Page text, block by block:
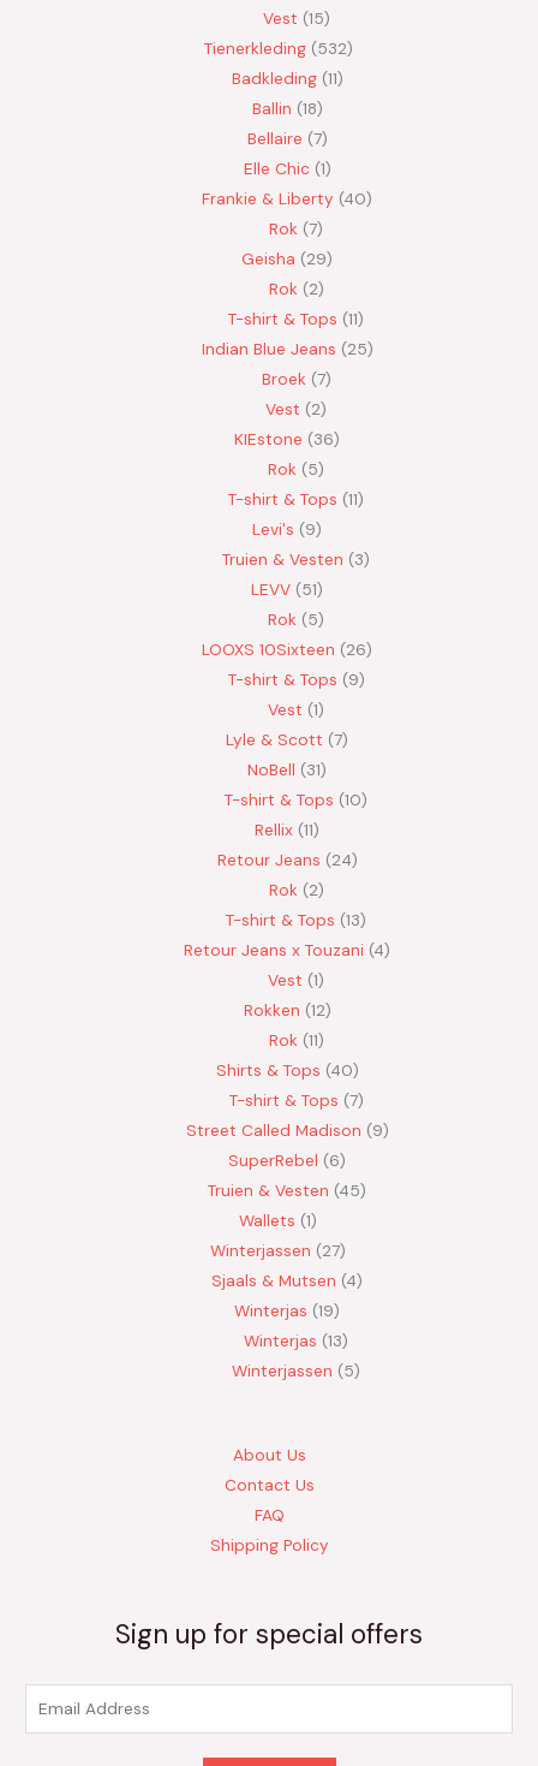
Vest 15
Tienerkleding 532
Badkleding 11
Ballin 18
Bellaire 7
Elle Chic 1
Frankie & Liberty 40
Rok 7
Geisha
29
Rok 2
T-shirt & Tops 11
Indian Blue Jeans 25
Broek 7
Vest
2
KIEstone
36
Rok
5
T-shirt & Tops 11
Levi's
9
Truien & Vesten
3
LEVV 51
Rok
5
LOOXS 10Sixteen
26
T-shirt & Tops 9
Vest 1
Lyle & Scott 7
NoBell
31
T-shirt & Tops 10
Rellix 11
Retour Jeans 24
Rok 2
T-shirt & Tops 13
Retour Jeans x Touzani 4
Vest 1
Rokken 12
Rok 11
Shirts & Tops 40
T-shirt & Tops 7
Street Called Madison 9
SuperRebel
6
Truien & Vesten 45
Wallets 1
Winterjassen
27
Sjaals & Mutsen 4
Winterjas 19
Winterjas 13
Winterjassen
5
About Us
Contact Us
FAQ
Shipping Policy
Sign up for special offers
m